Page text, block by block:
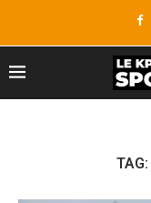
TAG: